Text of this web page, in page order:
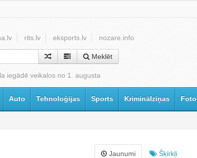
rits.lv eksports.lv nozare.info
Meklēt
iegādē veikalos no 1. augusta
Auto Tehnoloģijas Sports Kriminālziņas Foto
Jaunumi Šķirkļi